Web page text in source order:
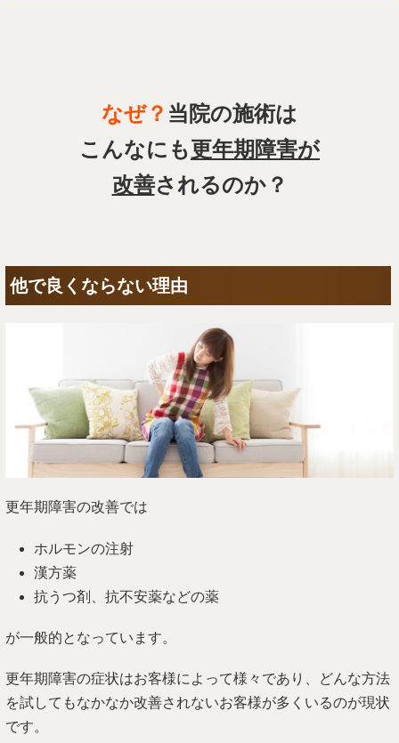
なぜ？ 当院の施術は
こんなにも更年期障害が
改善されるのか？
他で良くならない理由
更年期障害の改善では
ホルモンの注射
漢方薬
抗うつ剤、抗不安薬などの薬
が一般的となっています。
更年期障害の症状はお客様によって様々であり、どんな方法
を試してもなかなか改善されないお客様が多くいるのが現状
です。